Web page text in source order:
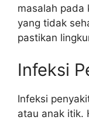
masalah pada
yang tidak
pastikan
Infeksi
Infeksi
atau anak itik.